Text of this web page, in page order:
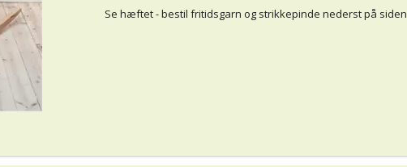
Se hæftet- bestil fritidsgarn og strikkepinde nederst på siden